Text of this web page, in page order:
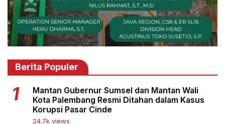
Berita Populer
Mantan Gubernur Sumsel dan Mantan Wali
Kota Palembang Resmi Ditahan dalam Kasus
Korupsi Pasar Cinde
24.7k views